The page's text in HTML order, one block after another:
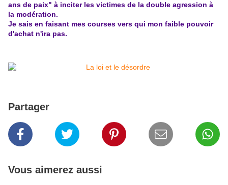
ans de paix" à inciter les victimes de la double agression à
la modération.
Je sais en faisant mes courses vers qui mon faible pouvoir
d'achat n'ira pas.
Partager
Vous aimerez aussi